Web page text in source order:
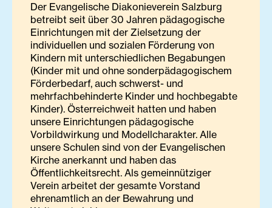
Der Evangelische Diakonieverein Salzburg
betreibt seit über 30 Jahren pädagogische
Einrichtungen mit der Zielsetzung der
individuellen und sozialen Förderung von
Kindern mit unterschiedlichen Begabungen
(Kinder mit und ohne sonderpädagogischem
Förderbedarf, auch schwerst- und
mehrfachbehinderte Kinder und hochbegabte
Kinder). Österreichweit hatten und haben
unsere Einrichtungen pädagogische
Vorbildwirkung und Modellcharakter. Alle
unsere Schulen sind von der Evangelischen
Kirche anerkannt und haben das
Öffentlichkeitsrecht. Als gemeinnütziger
Verein arbeitet der gesamte Vorstand
ehrenamtlich an der Bewahrung und